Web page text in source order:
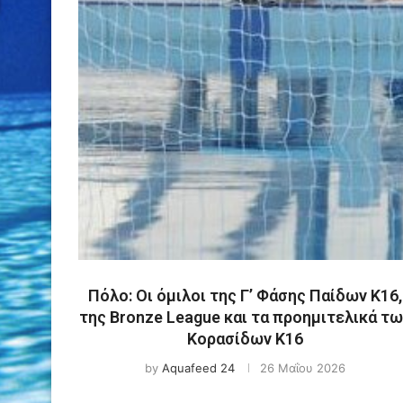
Πόλο: Οι όμιλοι της Γ’ Φάσης Παίδων Κ16,
της Bronze League και τα προημιτελικά
Κορασίδων Κ16
by Aquafeed 24 26 Μαΐου 2026